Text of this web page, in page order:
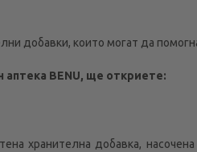
добавки, които могат да
BENU, ще откриете:
хранителна добавка,